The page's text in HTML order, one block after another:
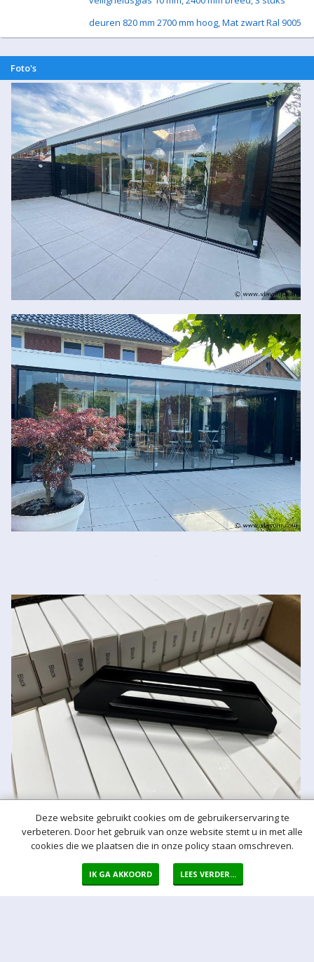
deuren 820 mm 2700 mm hoog, Mat zwart Ral 9005
Foto's
Deze website gebruikt cookies om de gebruikerservaring te
verbeteren. Door het gebruik van onze website stemt u in met alle
cookies die we plaatsen die in onze policy staan omschreven.
IK GA AKKOORD LEES VERDER...